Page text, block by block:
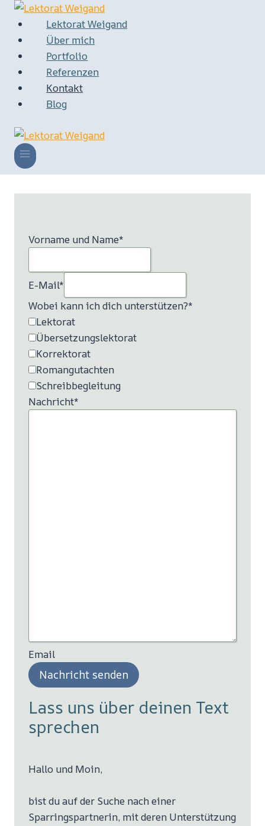
Zum
Inhalt
springen
Lektorat Weigand
Über mich
Portfolio
Referenzen
Kontakt
Blog
Vorname und Name*
E-Mail*
Wobei kann ich dich unterstützen?*
Lektorat
Übersetzungslektorat
Korrektorat
Romangutachten
Schreibbegleitung
Nachricht*
Email
Nachricht senden
Lass uns über deinen Text
sprechen
Hallo und Moin,
bist du auf der Suche nach einer
Sparringspartnerin, mit deren Unterstützung